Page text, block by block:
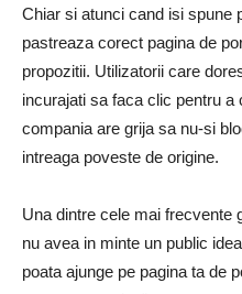
Chiar si atunci cand isi spune
pastreaza corect pagina de
propozitii. Utilizatorii care
incurajati sa faca clic pentru a
compania are grija sa nu-si
intreaga poveste de origine.
Una dintre cele mai frecvente
nu avea in minte un public
poata ajunge pe pagina ta de